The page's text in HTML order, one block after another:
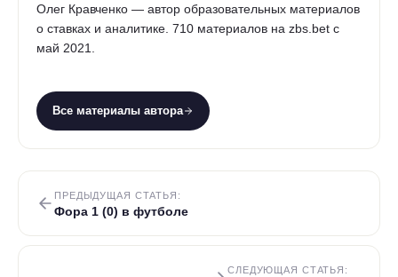
Олег Кравченко — автор образовательных материалов
о ставках и аналитике. 710 материалов на zbs.bet с
май 2021.
Все материалы автора
ПРЕДЫДУЩАЯ СТАТЬЯ:
Фора 1 (0) в футболе
СЛЕДУЮЩАЯ СТАТЬЯ: